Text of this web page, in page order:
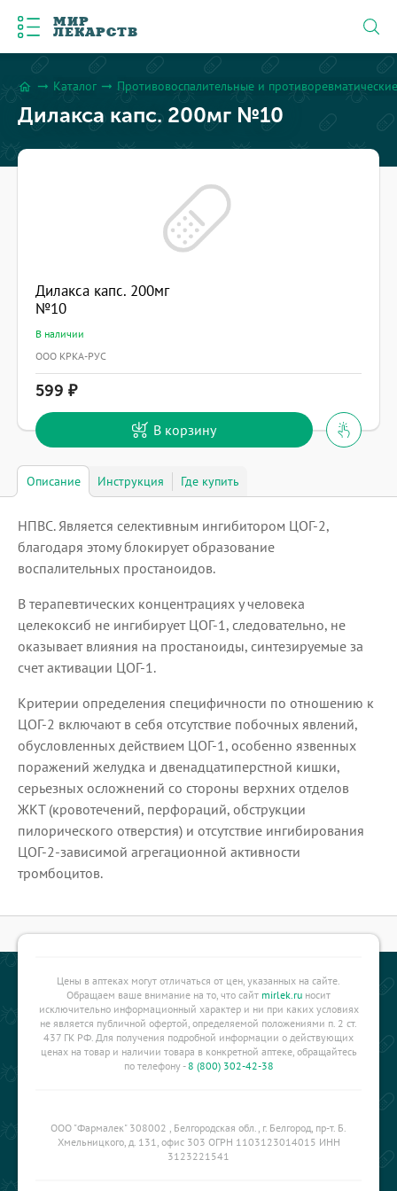
МИР
ЛЕКАРСТВ
home arrow_right_alt Каталог arrow_right_alt Противовоспалительные и
Дилакса капс. 200мг №10
Дилакса капс. 200мг
№10
В наличии
ООО КРКА-РУС
599
В корзину
Описание Инструкция Где купить
НПВС. Является селективным ингибитором ЦОГ-2,
благодаря этому блокирует образование
воспалительных простаноидов.
В терапевтических концентрациях у человека
целекоксиб не ингибирует ЦОГ-1, следовательно, не
оказывает влияния на простаноиды, синтезируемые за
счет активации ЦОГ-1.
Критерии определения специфичности по отношению к
ЦОГ-2 включают в себя отсутствие побочных явлений,
обусловленных действием ЦОГ-1, особенно язвенных
поражений желудка и двенадцатиперстной кишки,
серьезных осложнений со стороны верхних отделов
ЖКТ (кровотечений, перфораций, обструкции
пилорического отверстия) и отсутствие ингибирования
ЦОГ-2-зависимой агрегационной активности
тромбоцитов.
Цены в аптеках могут отличаться от цен, указанных на сайте.
Обращаем ваше внимание на то, что сайт mirlek.ru носит
исключительно информационный характер и ни при каких условиях
не является публичной офертой, определяемой положениями п. 2 ст.
437 ГК РФ. Для получения подробной информации о действующих
ценах на товар и наличии товара в конкретной аптеке, обращайтесь
по телефону -8 (800) 302-42-38
ООО "Фармалек" 308002 , Белгородская обл., г. Белгород, пр-т. Б.
Хмельницкого, д. 131, офис 303 ОГРН 1103123014015 ИНН
3123221541